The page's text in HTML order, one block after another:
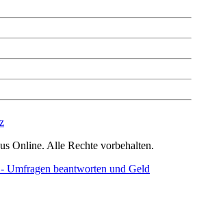
Online. Alle Rechte vorbehalten.